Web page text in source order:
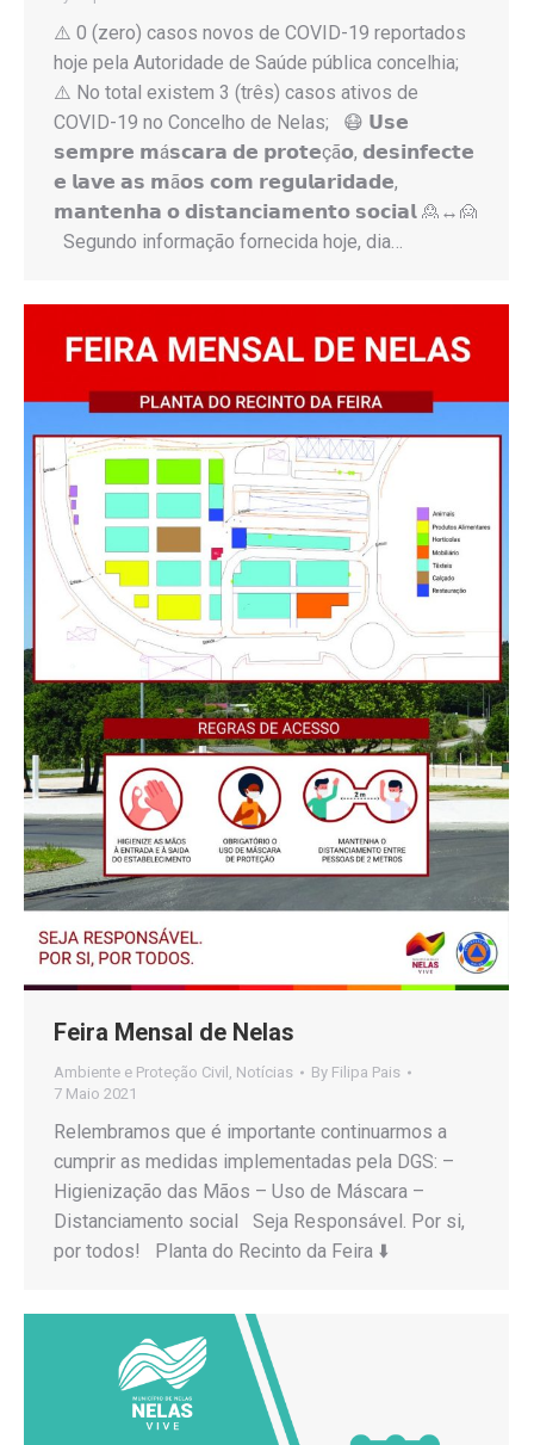
⚠️ 0 (zero) casos novos de COVID-19 reportados
hoje pela Autoridade de Saúde pública concelhia;
⚠️ No total existem 3 (três) casos ativos de
COVID-19 no Concelho de Nelas; 😷 𝗨𝘀𝗲
𝘀𝗲𝗺𝗽𝗿𝗲 𝗺á𝘀𝗰𝗮𝗿𝗮 𝗱𝗲 𝗽𝗿𝗼𝘁𝗲çã𝗼, 𝗱𝗲𝘀𝗶𝗻𝗳𝗲𝗰𝘁𝗲
𝗲 𝗹𝗮𝘃𝗲 𝗮𝘀 𝗺ã𝗼𝘀 𝗰𝗼𝗺 𝗿𝗲𝗴𝘂𝗹𝗮𝗿𝗶𝗱𝗮𝗱𝗲,
𝗺𝗮𝗻𝘁𝗲𝗻𝗵𝗮 𝗼 𝗱𝗶𝘀𝘁𝗮𝗻𝗰𝗶𝗮𝗺𝗲𝗻𝘁𝗼 𝘀𝗼𝗰𝗶𝗮𝗹 🙎↔️🙍
Segundo informação fornecida hoje, dia…
Feira Mensal de Nelas
Ambiente e Proteção Civil , Notícias By Filipa Pais
7 Maio 2021
Relembramos que é importante continuarmos a
cumprir as medidas implementadas pela DGS: –
Higienização das Mãos – Uso de Máscara –
Distanciamento social Seja Responsável. Por si,
por todos! Planta do Recinto da Feira ⬇️